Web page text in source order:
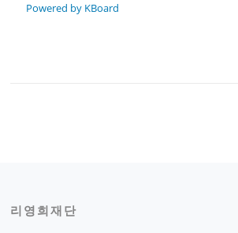
Powered by KBoard
리영희재단